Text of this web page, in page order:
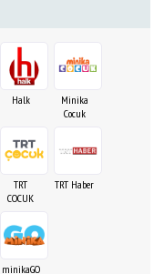
Halk
Minika
Cocuk
TRT
COCUK
TRT Haber
minikaGO